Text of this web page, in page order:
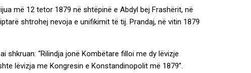
më 12 tetor 1879 në shtëpinë e Abdyl bej Frashërit, në
shtrohej nevoja e unifikimit të tij. Prandaj, në vitin 1879
shkruan: “Rilindja jonë Kombëtare filloi me dy lëvizje
lëvizja me Kongresin e Konstandinopolit më 1879”.